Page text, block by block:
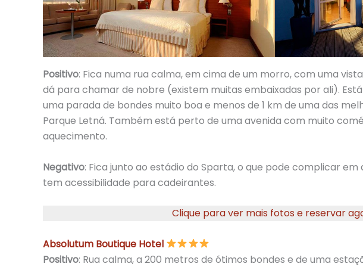
Positivo: Fica numa rua calma, em cima de um morro, com uma
dá para chamar de nobre (existem muitas embaixadas por ali).
uma parada de bondes muito boa e menos de 1 km de uma das
Parque Letná. Também está perto de uma avenida com muito
aquecimento.
Negativo: Fica junto ao estádio do Sparta, o que pode complicar em
tem acessibilidade para cadeirantes.
Clique para ver mais fotos e reservar
Absolutum Boutique Hotel
Positivo: Rua calma, a 200 metros de ótimos bondes e de uma